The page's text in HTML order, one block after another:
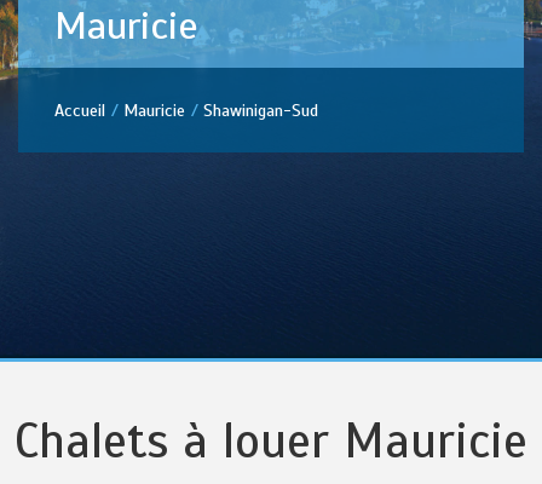
Mauricie
Accueil Mauricie Shawinigan-Sud
Chalets à louer Mauricie